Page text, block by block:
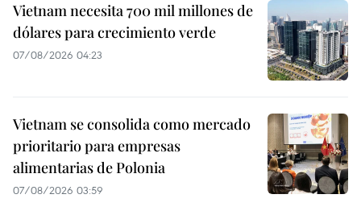
Vietnam necesita 700 mil millones de
dólares para crecimiento verde
07/08/2026 04:23
Vietnam se consolida como mercado
prioritario para empresas
alimentarias de Polonia
07/08/2026 03:59